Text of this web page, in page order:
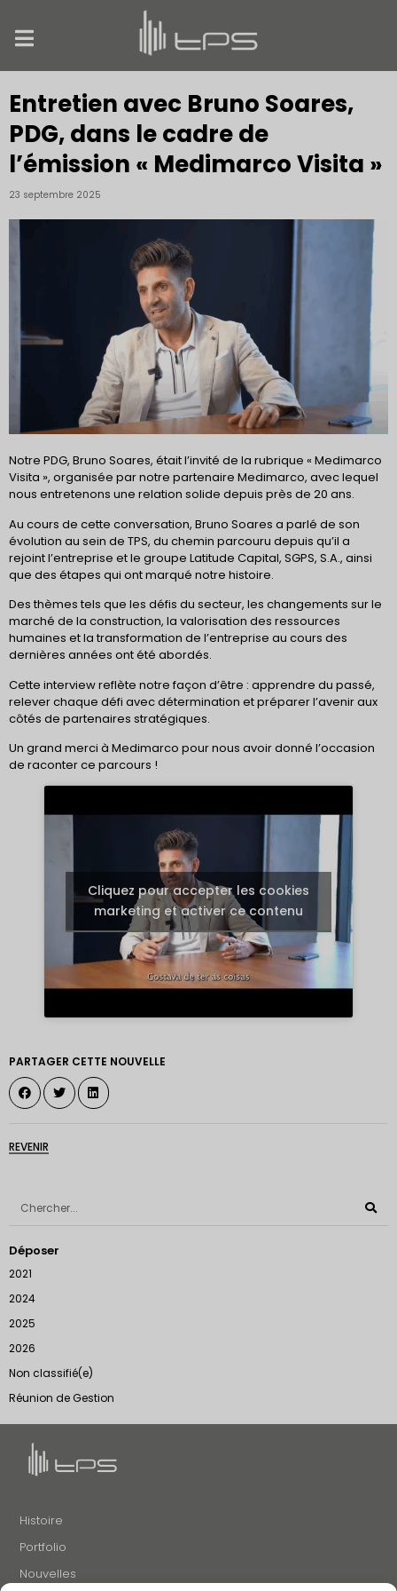
Entretien avec Bruno Soares,
PDG, dans le cadre de
l’émission « Medimarco Visita »
23 septembre 2025
Notre PDG, Bruno Soares, était l’invité de la rubrique « Medimarco
Visita », organisée par notre partenaire Medimarco, avec lequel
nous entretenons une relation solide depuis près de 20 ans.
Au cours de cette conversation, Bruno Soares a parlé de son
évolution au sein de TPS, du chemin parcouru depuis qu’il a
rejoint l’entreprise et le groupe Latitude Capital, SGPS, S.A., ainsi
que des étapes qui ont marqué notre histoire.
Des thèmes tels que les défis du secteur, les changements sur le
marché de la construction, la valorisation des ressources
humaines et la transformation de l’entreprise au cours des
dernières années ont été abordés.
Cette interview reflète notre façon d’être : apprendre du passé,
relever chaque défi avec détermination et préparer l’avenir aux
côtés de partenaires stratégiques.
Un grand merci à Medimarco pour nous avoir donné l’occasion
de raconter ce parcours !
Cliquez pour accepter les cookies
marketing et activer ce contenu
PARTAGER CETTE NOUVELLE
REVENIR
Déposer
2021
2024
2025
2026
Non classifié(e)
Réunion de Gestion
Histoire
Portfolio
Nouvelles